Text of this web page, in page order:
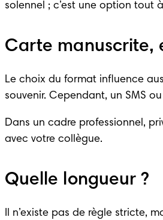
solennel ; c’est une option tout
Carte manuscrite,
Le choix du format influence
souvenir. Cependant, un SMS
Dans un cadre professionnel,
avec votre collègue.
Quelle longueur ?
Il n’existe pas de règle stricte,